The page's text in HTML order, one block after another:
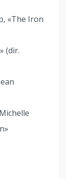
«The Iron
(dir.